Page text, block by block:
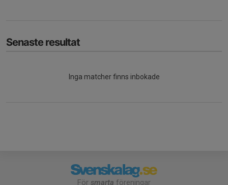
Senaste resultat
Inga matcher finns inbokade
För smarta föreningar